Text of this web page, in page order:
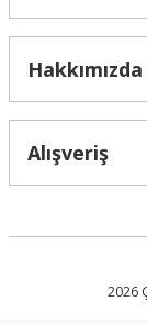
Hakkımızda
Alışveriş
2026